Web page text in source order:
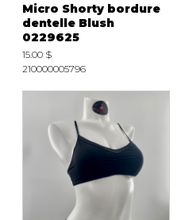
Micro Shorty bordure
dentelle Blush
0229625
15.00 $
210000005796